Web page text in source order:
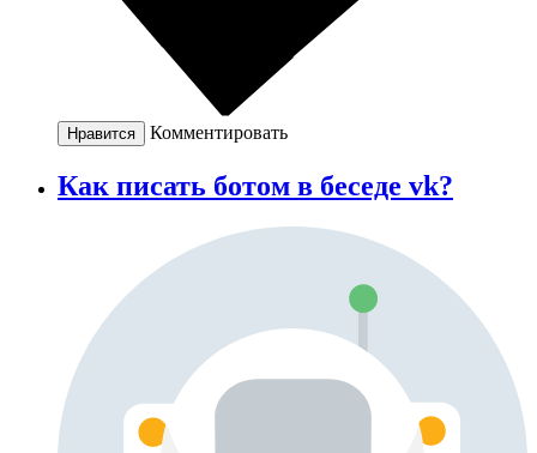
Нравится Комментировать
Как писать ботом в беседе vk?